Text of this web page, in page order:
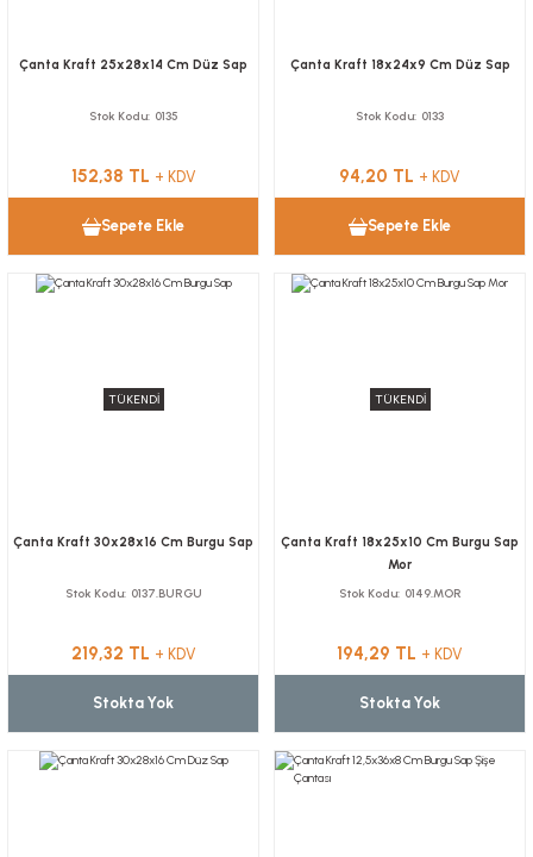
Çanta Kraft 25x28x14 Cm Düz Sap
Stok Kodu 0135
152,38 TL + KDV
Sepete Ekle
Çanta Kraft 18x24x9 Cm Düz Sap
Stok Kodu 0133
94,20 TL + KDV
Sepete Ekle
TÜKENDİ
Çanta Kraft 30x28x16 Cm Burgu Sap
Stok Kodu 0137.BURGU
219,32 TL + KDV
Stokta Yok
TÜKENDİ
Çanta Kraft 18x25x10 Cm Burgu Sap
Mor
Stok Kodu 0149.MOR
194,29 TL + KDV
Stokta Yok